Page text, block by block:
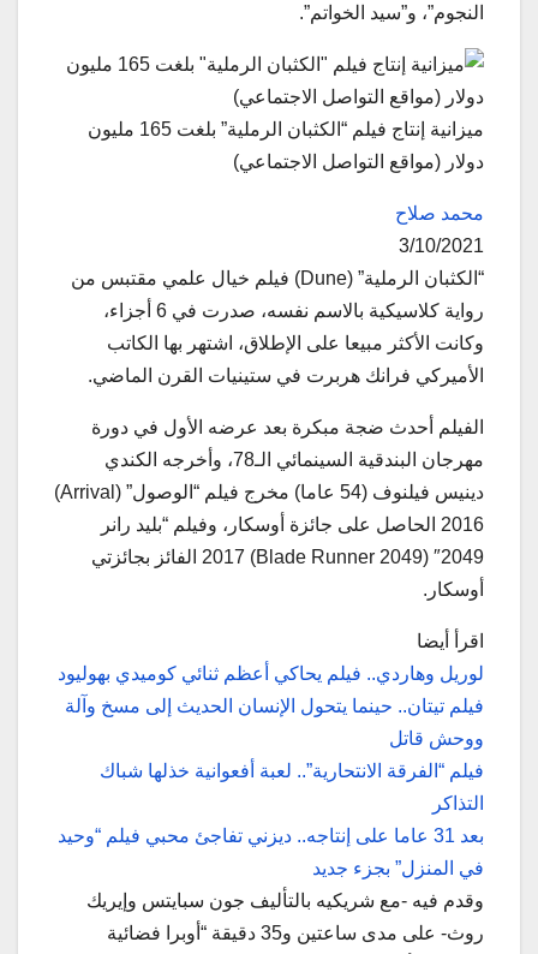
النجوم”، و”سيد الخواتم”.
ميزانية إنتاج فيلم “الكثبان الرملية” بلغت 165 مليون
دولار (مواقع التواصل الاجتماعي)
محمد صلاح
3/10/2021
“الكثبان الرملية” (Dune) فيلم خيال علمي مقتبس من
رواية كلاسيكية بالاسم نفسه، صدرت في 6 أجزاء،
وكانت الأكثر مبيعا على الإطلاق، اشتهر بها الكاتب
الأميركي فرانك هربرت في ستينيات القرن الماضي.
الفيلم أحدث ضجة مبكرة بعد عرضه الأول في دورة
مهرجان البندقية السينمائي الـ78، وأخرجه الكندي
دينيس فيلنوف (54 عاما) مخرج فيلم “الوصول” (Arrival)
2016 الحاصل على جائزة أوسكار، وفيلم “بليد رانر
2049″ (2049 Blade Runner) 2017 الفائز بجائزتي
أوسكار.
اقرأ أيضا
لوريل وهاردي.. فيلم يحاكي أعظم ثنائي كوميدي بهوليود
فيلم تيتان.. حينما يتحول الإنسان الحديث إلى مسخ وآلة
ووحش قاتل
فيلم “الفرقة الانتحارية”.. لعبة أفعوانية خذلها شباك
التذاكر
بعد 31 عاما على إنتاجه.. ديزني تفاجئ محبي فيلم “وحيد
في المنزل” بجزء جديد
وقدم فيه -مع شريكيه بالتأليف جون سبايتس وإيريك
روث- على مدى ساعتين و35 دقيقة “أوبرا فضائية